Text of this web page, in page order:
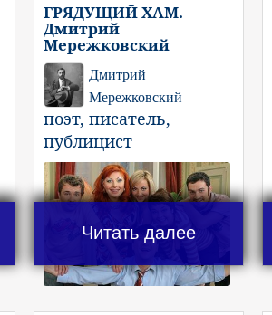
ГРЯДУЩИЙ ХАМ.
Дмитрий
Мережковский
Дмитрий
Мережковский
поэт, писатель,
публицист
Читать далее